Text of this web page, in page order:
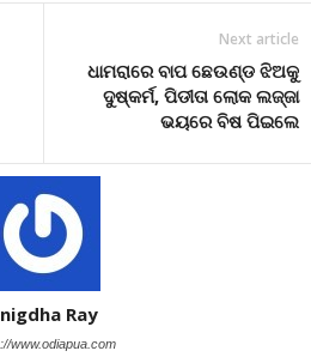
Next article
ଧାମରାରେ ବାପ ଛେଉଣ୍ଡ ଝିଅକୁ
ଦୁଷ୍କର୍ମ, ପିଡୀତା ଲୋକ ଲଜ୍ଜା
ଭୟରେ ବିଷ ପିଇଲେ
Ray
www.odiapua.com